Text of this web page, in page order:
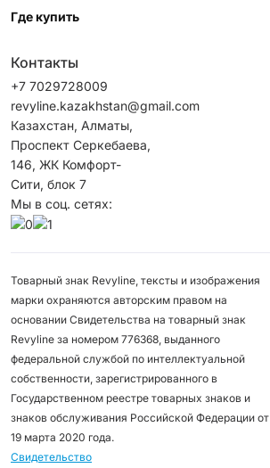
Где купить
Контакты
+7 7029728009
revyline.kazakhstan@gmail.com
Казахстан, Алматы,
Проспект Серкебаева,
146, ЖК Комфорт-
Сити, блок 7
Мы в соц. сетях:
Товарный знак Revyline, тексты и изображения
марки охраняются авторским правом на
основании Свидетельства на товарный знак
Revyline за номером 776368, выданного
федеральной службой по интеллектуальной
собственности, зарегистрированного в
Государственном реестре товарных знаков и
знаков обслуживания Российской Федерации от
19 марта 2020 года.
Свидетельство